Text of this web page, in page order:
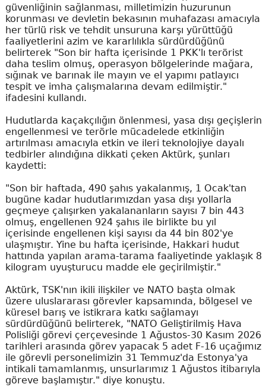
güvenliğinin sağlanması, milletimizin huzurunun
korunması ve devletin bekasının muhafazası amacıyla
her türlü risk ve tehdit unsuruna karşı yürüttüğü
faaliyetlerini azim ve kararlılıkla sürdürdüğünü
belirterek "Son bir hafta içerisinde 1 PKK'lı terörist
daha teslim olmuş, operasyon bölgelerinde mağara,
sığınak ve barınak ile mayın ve el yapımı patlayıcı
tespit ve imha çalışmalarına devam edilmiştir."
ifadesini kullandı.
Hudutlarda kaçakçılığın önlenmesi, yasa dışı geçişlerin
engellenmesi ve terörle mücadelede etkinliğin
artırılması amacıyla etkin ve ileri teknolojiye dayalı
tedbirler alındığına dikkati çeken Aktürk, şunları
kaydetti:
"Son bir haftada, 490 şahıs yakalanmış, 1 Ocak'tan
bugüne kadar hudutlarımızdan yasa dışı yollarla
geçmeye çalışırken yakalananların sayısı 7 bin 443
olmuş, engellenen 924 şahıs ile birlikte bu yıl
içerisinde engellenen kişi sayısı da 44 bin 802'ye
ulaşmıştır. Yine bu hafta içerisinde, Hakkari hudut
hattında yapılan arama-tarama faaliyetinde yaklaşık 8
kilogram uyuşturucu madde ele geçirilmiştir."
Aktürk, TSK'nın ikili ilişkiler ve NATO başta olmak
üzere uluslararası görevler kapsamında, bölgesel ve
küresel barış ve istikrara katkı sağlamayı
sürdürdüğünü belirterek, "NATO Geliştirilmiş Hava
Polisliği görevi çerçevesinde 1 Ağustos-30 Kasım 2026
tarihleri arasında görev yapacak 5 adet F-16 uçağımız
ile görevli personelimizin 31 Temmuz'da Estonya'ya
intikali tamamlanmış, unsurlarımız 1 Ağustos itibarıyla
göreve başlamıştır." diye konuştu.